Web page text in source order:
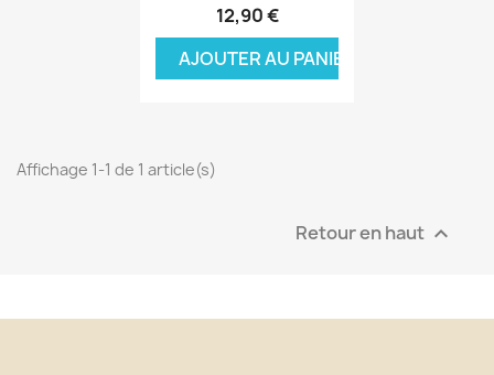
12,90 €
AJOUTER AU PANIER
Affichage 1-1 de 1 article(s)
Retour en haut 